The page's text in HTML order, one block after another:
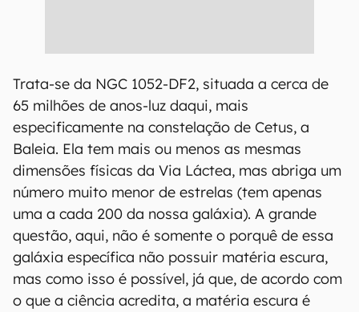
Trata-se da NGC 1052-DF2, situada a cerca de
65 milhões de anos-luz daqui, mais
especificamente na constelação de Cetus, a
Baleia. Ela tem mais ou menos as mesmas
dimensões físicas da Via Láctea, mas abriga um
número muito menor de estrelas (tem apenas
uma a cada 200 da nossa galáxia). A grande
questão, aqui, não é somente o porquê de essa
galáxia específica não possuir matéria escura,
mas como isso é possível, já que, de acordo com
o que a ciência acredita, a matéria escura é